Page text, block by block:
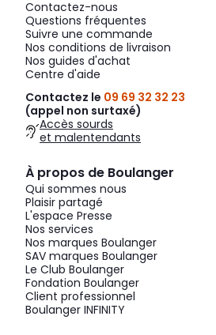
Contactez-nous
Questions fréquentes
Suivre une commande
Nos conditions de livraison
Nos guides d'achat
Centre d'aide
Contactez le 09 69 32 32 23
(appel non surtaxé)
Accès sourds
et malentendants
À propos de Boulanger
Qui sommes nous
Plaisir partagé
L'espace Presse
Nos services
Nos marques Boulanger
SAV marques Boulanger
Le Club Boulanger
Fondation Boulanger
Client professionnel
Boulanger INFINITY